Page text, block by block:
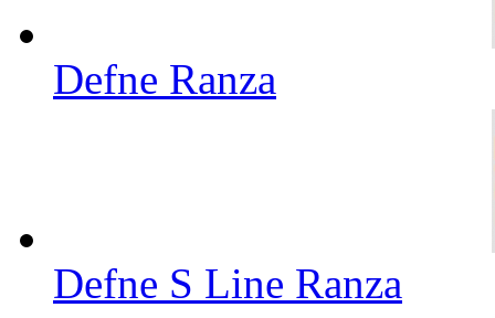
Defne Ranza
Defne S Line Ranza